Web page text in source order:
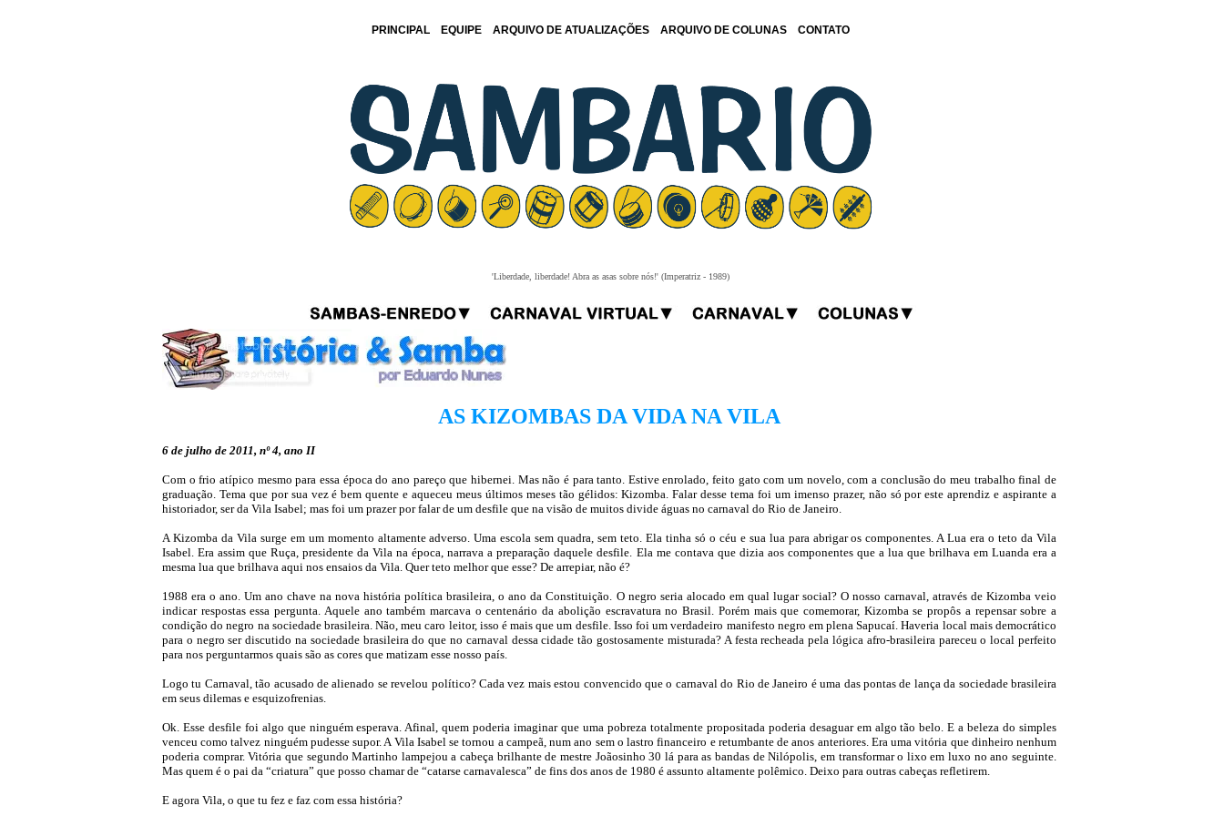
PRINCIPAL EQUIPE ARQUIVO DE ATUALIZAÇÕES ARQUIVO DE COLUNAS CONTATO
'Liberdade, liberdade! Abra as asas sobre nós!' (Imperatriz - 1989)
AS KIZOMBAS DA VIDA NA VILA
6 de julho de 2011, nº 4, ano II
Com o frio atípico mesmo para essa época do ano pareço que hibernei. Mas não é para tanto. Estive enrolado, feito gato com um novelo, com a conclusão do meu trabalho final de
graduação. Tema que por sua vez é bem quente e aqueceu meus últimos meses tão gélidos: Kizomba. Falar desse tema foi um imenso prazer, não só por este aprendiz e aspirante a
historiador, ser da Vila Isabel; mas foi um prazer por falar de um desfile que na visão de muitos divide águas no carnaval do Rio de Janeiro.
A Kizomba da Vila surge em um momento altamente adverso. Uma escola sem quadra, sem teto. Ela tinha só o céu e sua lua para abrigar os componentes. A Lua era o teto da Vila
Isabel. Era assim que Ruça, presidente da Vila na época, narrava a preparação daquele desfile. Ela me contava que dizia aos componentes que a lua que brilhava em Luanda era a
mesma lua que brilhava aqui nos ensaios da Vila. Quer teto melhor que esse? De arrepiar, não é?
1988 era o ano. Um ano chave na nova história política brasileira, o ano da Constituição. O negro seria alocado em qual lugar social? O nosso carnaval, através de Kizomba veio
indicar respostas essa pergunta. Aquele ano também marcava o centenário da abolição escravatura no Brasil. Porém mais que comemorar, Kizomba se propôs a repensar sobre a
condição do negro na sociedade brasileira. Não, meu caro leitor, isso é mais que um desfile. Isso foi um verdadeiro manifesto negro em plena Sapucaí. Haveria local mais democrático
para o negro ser discutido na sociedade brasileira do que no carnaval dessa cidade tão gostosamente misturada? A festa recheada pela lógica afro-brasileira pareceu o local perfeito
para nos perguntarmos quais são as cores que matizam esse nosso país.
Logo tu Carnaval, tão acusado de alienado se revelou político? Cada vez mais estou convencido que o carnaval do Rio de Janeiro é uma das pontas de lança da sociedade brasileira
em seus dilemas e esquizofrenias.
Ok. Esse desfile foi algo que ninguém esperava. Afinal, quem poderia imaginar que uma pobreza totalmente propositada poderia desaguar em algo tão belo. E a beleza do simples
venceu como talvez ninguém pudesse supor. A Vila Isabel se tornou a campeã, num ano sem o lastro financeiro e retumbante de anos anteriores. Era uma vitória que dinheiro nenhum
poderia comprar. Vitória que segundo Martinho lampejou a cabeça brilhante de mestre Joãosinho 30 lá para as bandas de Nilópolis, em transformar o lixo em luxo no ano seguinte.
Mas quem é o pai da “criatura” que posso chamar de “catarse carnavalesca” de fins dos anos de 1980 é assunto altamente polêmico. Deixo para outras cabeças refletirem.
E agora Vila, o que tu fez e faz com essa história?